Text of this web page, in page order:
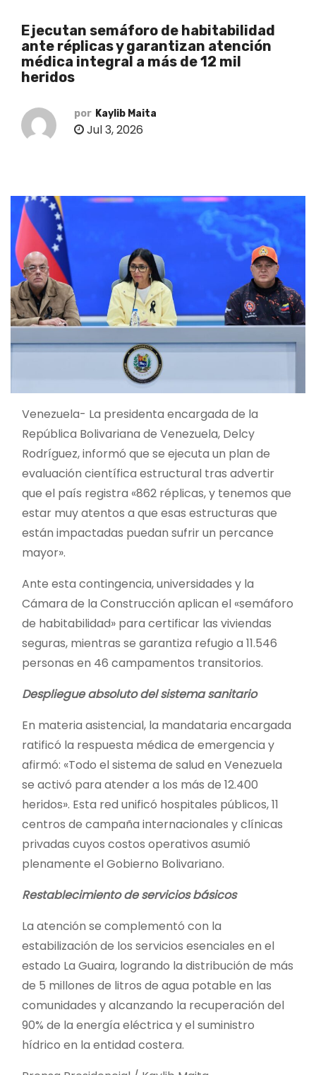
Ejecutan semáforo de habitabilidad
ante réplicas y garantizan atención
médica integral a más de 12 mil
heridos
por Kaylib Maita
Jul 3, 2026
Venezuela- La presidenta encargada de la
República Bolivariana de Venezuela, Delcy
Rodríguez, informó que se ejecuta un plan de
evaluación científica estructural tras advertir
que el país registra «862 réplicas, y tenemos que
estar muy atentos a que esas estructuras que
están impactadas puedan sufrir un percance
mayor».
Ante esta contingencia, universidades y la
Cámara de la Construcción aplican el «semáforo
de habitabilidad» para certificar las viviendas
seguras, mientras se garantiza refugio a 11.546
personas en 46 campamentos transitorios.
​Despliegue absoluto del sistema sanitario
​En materia asistencial, la mandataria encargada
ratificó la respuesta médica de emergencia y
afirmó: «Todo el sistema de salud en Venezuela
se activó para atender a los más de 12.400
heridos». Esta red unificó hospitales públicos, 11
centros de campaña internacionales y clínicas
privadas cuyos costos operativos asumió
plenamente el Gobierno Bolivariano.
​Restablecimiento de servicios básicos
​La atención se complementó con la
estabilización de los servicios esenciales en el
estado La Guaira, logrando la distribución de más
de 5 millones de litros de agua potable en las
comunidades y alcanzando la recuperación del
90% de la energía eléctrica y el suministro
hídrico en la entidad costera.